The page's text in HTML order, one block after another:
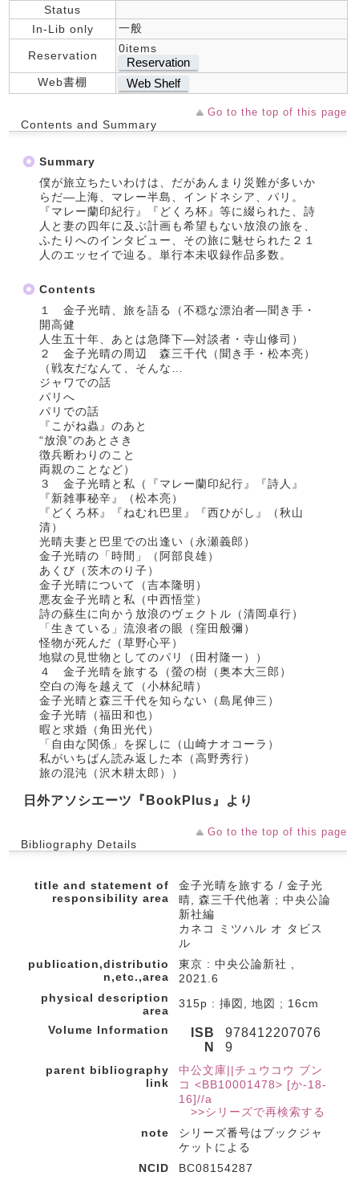
Status
In-Lib only
一般
Reservation
0items
Reservation
Web書棚 Web Shelf
Go to the top of this page
Contents and Summary
Summary
僕が旅立ちたいわけは、だがあんまり災難が多いか
らだ―上海、マレー半島、インドネシア、パリ。
『マレー蘭印紀行』『どくろ杯』等に綴られた、詩
人と妻の四年に及ぶ計画も希望もない放浪の旅を、
ふたりへのインタビュー、その旅に魅せられた２１
人のエッセイで辿る。単行本未収録作品多数。
Contents
１ 金子光晴、旅を語る（不穏な漂泊者―聞き手・
開高健
人生五十年、あとは急降下―対談者・寺山修司）
２ 金子光晴の周辺 森三千代（聞き手・松本亮）
（戦友だなんて、そんな…
ジャワでの話
パリへ
パリでの話
『こがね蟲』のあと
“放浪”のあとさき
徴兵断わりのこと
両親のことなど）
３ 金子光晴と私（『マレー蘭印紀行』『詩人』
『新雑事秘辛』（松本亮）
『どくろ杯』『ねむれ巴里』『西ひがし』（秋山
清）
光晴夫妻と巴里での出逢い（永瀬義郎）
金子光晴の「時間」（阿部良雄）
あくび（茨木のり子）
金子光晴について（吉本隆明）
悪友金子光晴と私（中西悟堂）
詩の蘇生に向かう放浪のヴェクトル（清岡卓行）
「生きている」流浪者の眼（窪田般彌）
怪物が死んだ（草野心平）
地獄の見世物としてのパリ（田村隆一））
４ 金子光晴を旅する（螢の樹（奥本大三郎）
空白の海を越えて（小林紀晴）
金子光晴と森三千代を知らない（島尾伸三）
金子光晴（福田和也）
暇と求婚（角田光代）
「自由な関係」を探しに（山崎ナオコーラ）
私がいちばん読み返した本（高野秀行）
旅の混沌（沢木耕太郎））
日外アソシエーツ『BookPlus』より
Go to the top of this page
Bibliography Details
title and statement of
responsibility area
金子光晴を旅する / 金子光
晴, 森三千代他著 ; 中央公論
新社編
カネコ ミツハル オ タビス
ル
publication,distributio
n,etc.,area
東京 : 中央公論新社 ,
2021.6
physical description
area
315p : 挿図, 地図 ; 16cm
Volume Information
ISB
N
978412207076
9
parent bibliography
link
中公文庫||チュウコウ ブン
コ <BB10001478> [か-18-
16]//a
>>シリーズで再検索する
note
シリーズ番号はブックジャ
ケットによる
NCID
BC08154287